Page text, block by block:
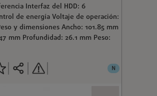
Interfaz del HDD: 6
de energía Voltaje de operación:
y dimensiones Ancho: 101.85 mm
mm Profundidad: 26.1 mm Peso:
N